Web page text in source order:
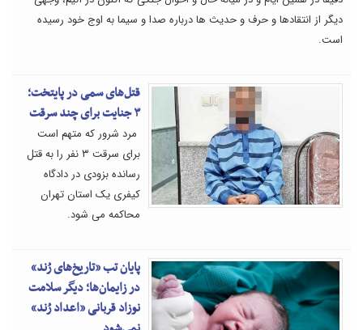
دیگر از انتقادها و حرف و حدیث ها درباره صدا و سیما به اوج خود رسیده
است.
قتل‌های سمی در پایتخت؛
۳ جنایت برای چند سرقت
مرد شرور که متهم است
برای سرقت ۳ نفر را به قتل
رسانده بزودی در دادگاه
کیفری یک استان تهران
محاکمه می شود.
پایان تب «تاریخ‌های رُند»
در زایمان‌ها؛ دیگر سلامت
نوزاد قربانی «اعداد رُند»